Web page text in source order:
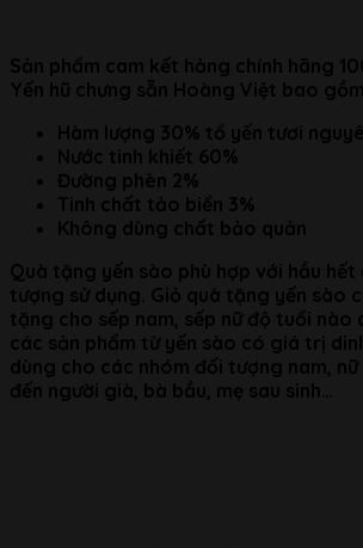
Sản phẩm cam kết hảng chính hãng
Yến hũ chưng sẵn Hoàng Việt bao gồm:
Hàm lượng 30% tổ yến tươi
Nước tinh khiết 60%
Đường phèn 2%
Tinh chất tảo biển 3%
Không dùng chất bảo quản
Quà tặng yến sào phù hợp với hầu hết
tượng sử dụng. Giỏ quà tặng yến sào
tặng cho sếp nam, sếp nữ độ tuổi nào
các sản phẩm từ yến sào có giá trị
dùng cho các nhóm đối tượng nam,
đến người già, bà bầu, mẹ sau sinh…